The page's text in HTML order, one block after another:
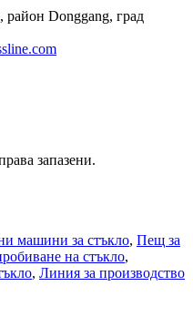
Donggang, град
запазени.
машини за стъкло, Пещ за
на стъкло,
, Линия за производство